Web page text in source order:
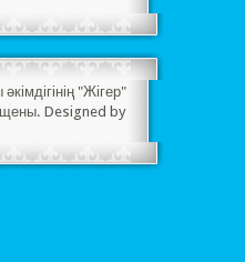
"Жігер"
Designed by